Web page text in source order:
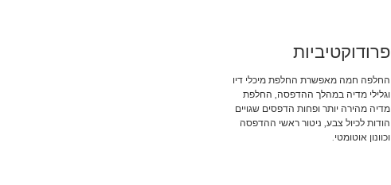
פרודוקטיביות
החלפה חמה מאפשרת החלפת מיכלי דיו
וגלילי מדיה במהלך ההדפסה, החלפת
מדיה מהירה יותר ופחות הדפסים שגויים
הודות לכיול צבע, ניטור ראשי ההדפסה
וכוונון אוטומטי.